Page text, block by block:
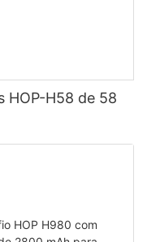
HOP-H58 de 58